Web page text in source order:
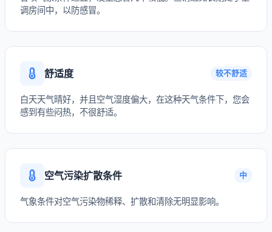
调房间中，以防感冒。
舒适度 较不舒适
白天天气晴好，并且空气湿度偏大，在这种天气条件下，您会
感到有些闷热，不很舒适。
空气污染扩散条件 中
气象条件对空气污染物稀释、扩散和清除无明显影响。